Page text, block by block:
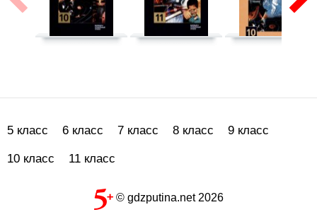
5 класс 6 класс 7 класс 8 класс 9 класс
10 класс 11 класс
© gdzputina.net 2026